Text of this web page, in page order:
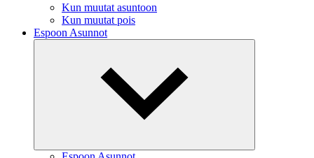
Kun muutat asuntoon
Kun muutat pois
Espoon Asunnot